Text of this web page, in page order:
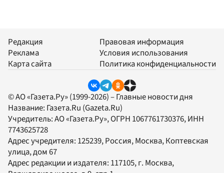
Редакция
Реклама
Карта сайта
Правовая информация
Условия использования
Политика конфиденциальности
© АО «Газета.Ру» (1999-2026) – Главные новости дня
Название: Газета.Ru (Gazeta.Ru)
Учредитель:АО «Газета.Ру», ОГРН 1067761730376, ИНН
7743625728
Адрес учредителя: 125239, Россия, Москва, Коптевская
улица, дом 67
Адрес редакции и издателя: 117105, г. Москва,